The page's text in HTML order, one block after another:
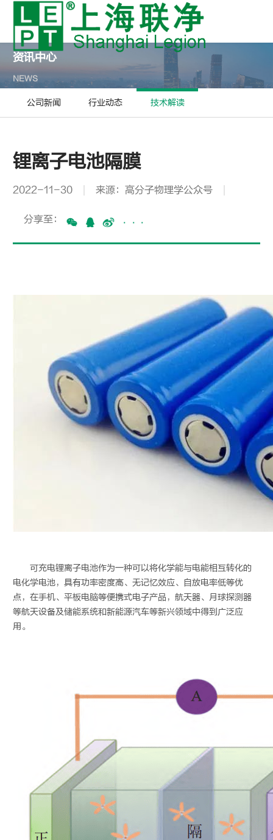
资讯中心
NEWS
公司新闻 行业动态 技术解读
锂离子电池隔膜
2022-11-30 来源：高分子物理学公众号
分享至： ···
可充电锂离子电池作为一种可以将化学能与电能相互转化的
电化学电池，具有功率密度高、无记忆效应、自放电率低等优
点，在手机、平板电脑等便携式电子产品，航天器、月球探测器
等航天设备及储能系统和新能源汽车等新兴领域中得到广泛应
用。